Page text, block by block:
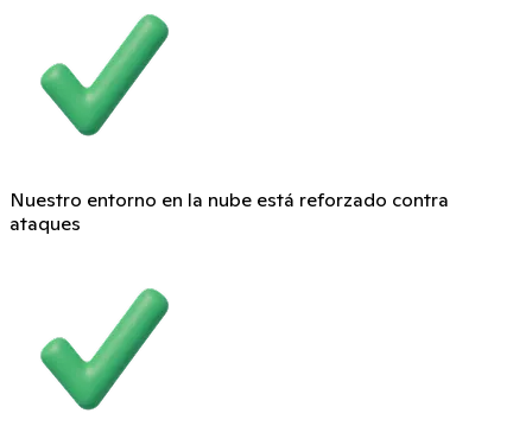
Nuestro entorno en la nube está reforzado contra
ataques